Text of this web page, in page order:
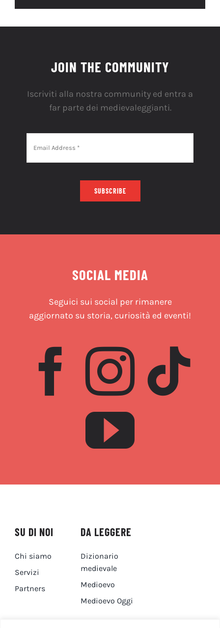
JOIN THE COMMUNITY
Iscriviti alla nostra community ed entra a
far parte dei medievaleggianti.
SUBSCRIBE
SOCIAL MEDIA
Seguici sui social per rimanere
aggiornato su storia, curiosità ed eventi!
SU DI NOI
Chi siamo
Servizi
Partners
DA LEGGERE
Dizionario
medievale
Medioevo
Medioevo Oggi